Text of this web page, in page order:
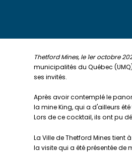
Thetford Mines, le 1er octobre
municipalités du Québec
ses invités.
Après avoir contemplé le
la mine King, qui a d'ailleurs
Lors de ce cocktail, ils ont pu
La Ville de Thetford Mines
la visite qui a été présentée de